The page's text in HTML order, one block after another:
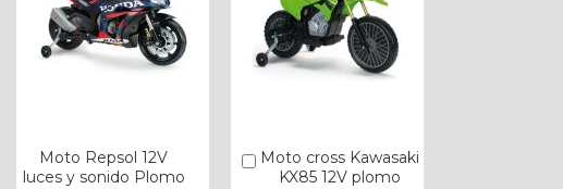
Moto Repsol 12V
luces y sonido Plomo
Moto cross Kawasaki
KX85 12V plomo
Añadir